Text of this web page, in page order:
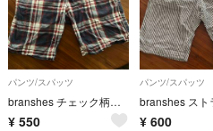
パンツ/スパッツ
branshes チェック柄ハーフパンツ 150cm
¥ 550
パンツ/スパッツ
¥ 600